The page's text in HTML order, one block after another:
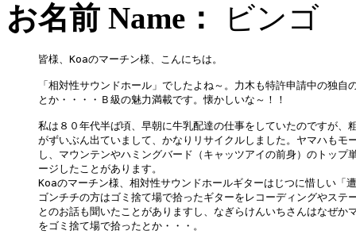
お名前 Name： ビン
皆様、Koaのマーチン様、こんにちは。
「相対性サウンドホール」でしたよね～。力木も特許申請中の独自
とか・・・・Ｂ級の魅力満載です。懐かしいな～！！
私は８０年代半ば頃、早朝に牛乳配達の仕事をしていたのですが、
がずいぶん出ていまして、かなりリサイクルしました。ヤマハもモ
し、マウンテンやハミングバード（キャッツアイの前身）のトップ
ージしたことがあります。
Koaのマーチン様、相対性サウンドホールギターはじつに惜しい「
ゴンチチの方はゴミ捨て場で拾ったギターをレコーディングやステ
とのお話も聞いたことがありますし、なぎらけんいちさんはなぜか
をゴミ捨て場で拾ったとか・・・。